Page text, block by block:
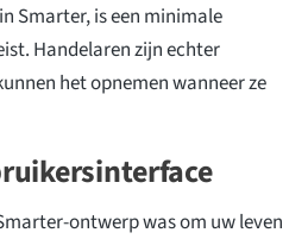
Smarter, is een minimale
Handelaren zijn echter
het opnemen wanneer ze
ontwerp was om uw leven